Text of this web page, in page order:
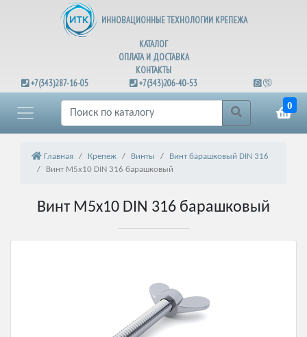
ИННОВАЦИОННЫЕ ТЕХНОЛОГИИ КРЕПЕЖА
КАТАЛОГ
ОПЛАТА И ДОСТАВКА
КОНТАКТЫ
+7(343)287-16-05
+7(343)206-40-53
0
Главная Крепеж Винты
Винт барашковый DIN 316
Винт М5х10 DIN 316 барашковый
Винт М5х10 DIN 316 барашковый